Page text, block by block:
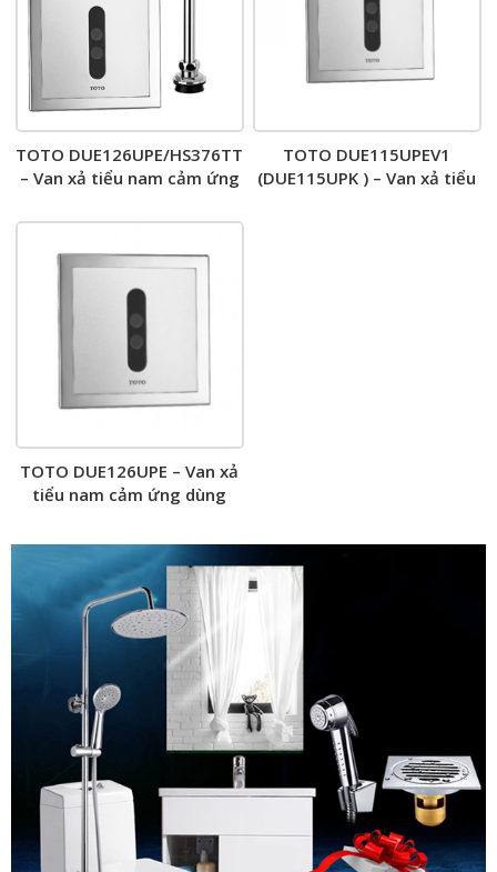
TOTO DUE126UPE/HS376TT
– Van xả tiểu nam cảm ứng
TOTO DUE115UPEV1
(DUE115UPK ) – Van xả tiểu
TOTO DUE126UPE – Van xả
tiểu nam cảm ứng dùng